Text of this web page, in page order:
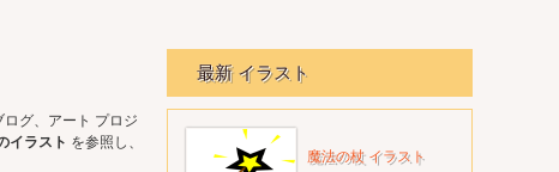
グ、アート プロジ
イラスト を参照し、
最新 イラスト
魔法の杖 イラスト